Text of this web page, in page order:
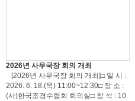
2026년 사무국장 회의 개최
[2026년 사무국장 회의 개최]□ 일 시 :
2026. 6. 18.(목) 11:00~12:30□ 장 소 :
(사)한국조경수협회 회의실□ 참 석 : 10